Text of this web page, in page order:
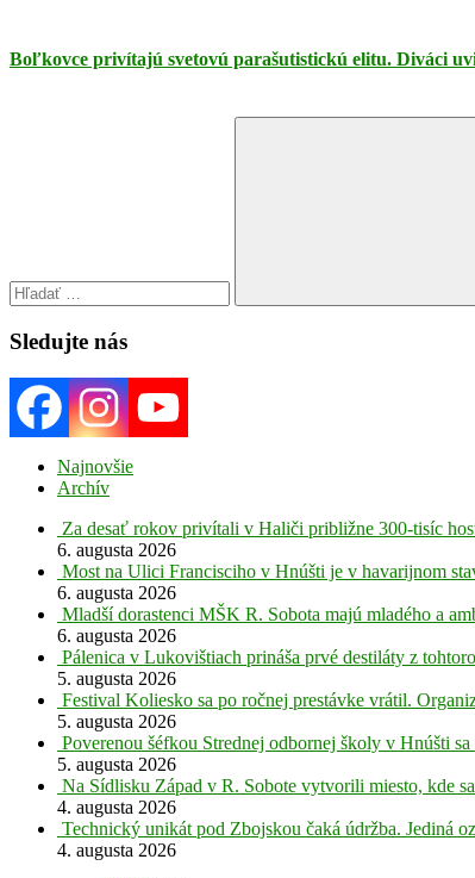
Boľkovce privítajú svetovú parašutistickú elitu. Diváci
Search
Sledujte nás
Najnovšie
Archív
Za desať rokov privítali v Haliči približne 300-tisíc
6. augusta 2026
Most na Ulici Francisciho v Hnúšti je v havarijnom
6. augusta 2026
Mladší dorastenci MŠK R. Sobota majú mladého a
6. augusta 2026
Pálenica v Lukovištiach prináša prvé destiláty z
5. augusta 2026
Festival Koliesko sa po ročnej prestávke vrátil.
5. augusta 2026
Poverenou šéfkou Strednej odbornej školy v Hnúšti
5. augusta 2026
Na Sídlisku Západ v R. Sobote vytvorili miesto, kde
4. augusta 2026
Technický unikát pod Zbojskou čaká údržba. Jediná
4. augusta 2026